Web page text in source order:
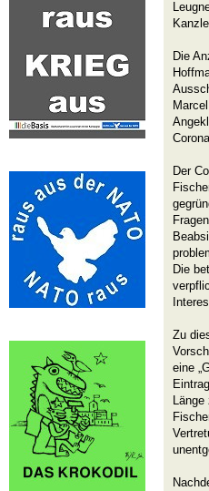
Die
Der
Die
Zu
eine